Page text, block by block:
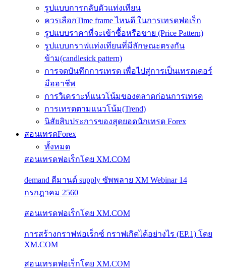
รูปแบบการกลับตัวแท่งเทียน
ควรเลือกTime frame ไหนดี ในการเทรดฟอเร็ก
รูปแบบราคาที่จะเข้าซื้อหรือขาย (Price Pattern)
รูปแบบกราฟแท่งเทียนที่มีลักษณะตรงกัน
ข้าม(candlesick pattern)
การจดบันทึกการเทรด เพื่อไปสู่การเป็นเทรดเดอร์
มืออาชีพ
การวิเคราะห์แนวโน้มของตลาดก่อนการเทรด
การเทรดตามแนวโน้ม(Trend)
นิสัยสิบประการของสุดยอดนักเทรด Forex
สอนเทรดForex
ทั้งหมด
สอนเทรดฟอเร็กโดย XM.COM
demand ดีมานด์ supply ซัพพลาย XM Webinar 14
กรกฎาคม 2560
สอนเทรดฟอเร็กโดย XM.COM
การสร้างกราฟฟอเร็กซ์ กราฟเกิดได้อย่างไร (EP.1) โดย
XM.COM
สอนเทรดฟอเร็กโดย XM.COM